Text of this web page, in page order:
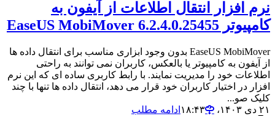
نرم افزار انتقال اطلاعات از آیفون به
کامپیوتر EaseUS MobiMover 6.2.4.0.25455
EaseUS MobiMover بدون وجود ابزاری مناسب برای انتقال داده ها
از آیفون به کامپیوتر یا بالعکس، کاربران نمی توانند به راحتی
اطلاعات خود را مدیریت نمایند. با رابط کاربری ساده ای که این نرم
افزار در اختیار کاربران خود قرار می دهد، انتقال داده ها تنها با چند
کلیک صو...
۲۱ دی ۱۴۰۳،‏ ۱۸:۴۳
ادامه مطلب